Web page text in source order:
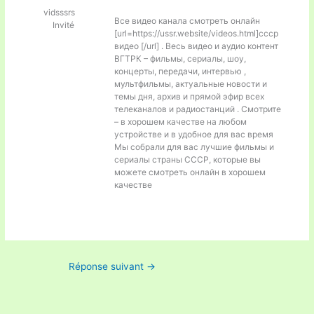
vidsssrs
Invité
Все видео канала смотреть онлайн
[url=https://ussr.website/videos.html]ссср
видео [/url] . Весь видео и аудио контент
ВГТРК – фильмы, сериалы, шоу,
концерты, передачи, интервью ,
мультфильмы, актуальные новости и
темы дня, архив и прямой эфир всех
телеканалов и радиостанций . Смотрите
– в хорошем качестве на любом
устройстве и в удобное для вас время
Мы собрали для вас лучшие фильмы и
сериалы страны СССР, которые вы
можете смотреть онлайн в хорошем
качестве
Réponse suivant →